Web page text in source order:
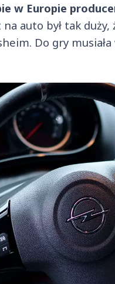
w Europie
auto był tak duży,
Do gry